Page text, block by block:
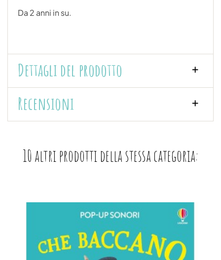
Da 2 anni in su.
Dettagli del prodotto
Recensioni
10 altri prodotti della stessa categoria: